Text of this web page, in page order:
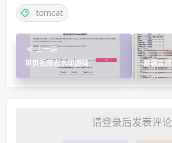
tomcat
上一篇
单页视频去水印源码
易语言
请登录后发表评论